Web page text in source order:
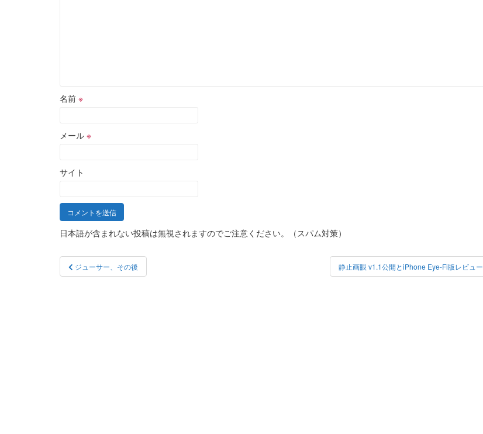
名前 ※
メール ※
サイト
日本語が含まれない投稿は無視されますのでご注意ください。（スパム対策）
投
稿
ジューサー、その後 静止画眼 v1.1公開とiPhone Eye-Fi版レビュー